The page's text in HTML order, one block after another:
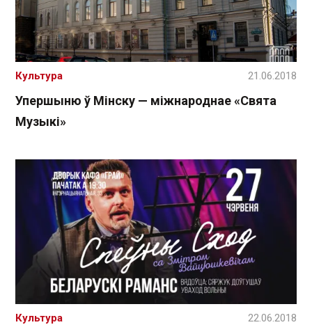
Упершыню ў Мінску — міжнароднае «Свята
Музыкі»
Культура 21.06.2018
Культура 22.06.2018